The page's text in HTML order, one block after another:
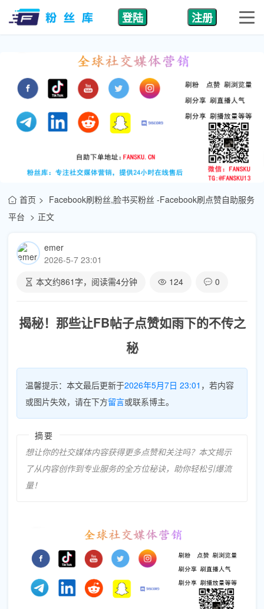
登陆 注册
首页
Facebook刷粉丝,脸书买粉丝 -Facebook刷点赞自助服务
平台
正文
emer
2026-5-7 23:01
本文约861 字，阅读需4分钟 124 0
揭秘！那些让FB帖子点赞如雨下的不传之
秘
温馨提示：本文最后更新于2026年5月7日 23:01 ，若内容
或图片失效，请在下方留言或联系博主。
摘要
想让你的社交媒体内容获得更多点赞和关注吗？本文揭示
了从内容创作到专业服务的全方位秘诀，助你轻松引爆流
量！